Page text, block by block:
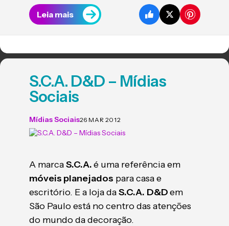
Leia mais
S.C.A. D&D – Mídias
Sociais
Mídias Sociais26 MAR 2012
A marcaS.C.A.é uma referência em
móveis planejados para casa e
escritório. E a loja daS.C.A. D&Dem
São Paulo está no centro das atenções
do mundo da decoração.